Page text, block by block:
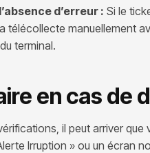
d’erreur : Si le
télécollecte manuellement
terminal.
en cas de
il peut arriver
Irruption » ou un écran